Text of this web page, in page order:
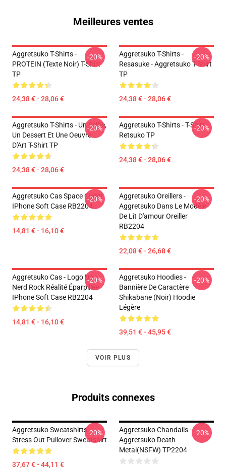
Meilleures ventes
Aggretsuko T-Shirts -
PROTEIN (texte Noir) T-Shirt
TP
24,38 € - 28,06 €
-20%
Aggretsuko T-Shirts -
Resasuke - Aggretsuko T-Shirt
TP
24,38 € - 28,06 €
-20%
Aggretsuko T-Shirts - Un Selfie,
Un Dessert Et Une Oeuvre
D'Art T-Shirt TP
24,38 € - 28,06 €
-20%
Aggretsuko T-Shirts - T-Shirt
Retsuko TP
24,38 € - 28,06 €
-20%
Aggretsuko Cas Space Cadet
IPhone Soft Case RB2204
14,81 € - 16,10 €
-20%
Aggretsuko Oreillers -
Aggretsuko Dans Le Modèle
De Lit D'amour Oreiller
RB2204
22,08 € - 26,68 €
-20%
Aggretsuko Cas - Logo De
Nerd Rock Réalité Éparpillée
IPhone Soft Case RB2204
14,81 € - 16,10 €
-20%
Aggretsuko Hoodies -
Bannière De Caractère
Shikabane (noir) Hoodie
Légère
39,51 € - 45,95 €
-20%
VOIR PLUS
Produits connexes
Aggretsuko Sweatshirts:
Stress Out Pullover Sweatshirt
37,67 € - 44,11 €
-20%
Aggretsuko Chandails -
Aggretsuko Death
Metal(NSFW) TP2204
-20%